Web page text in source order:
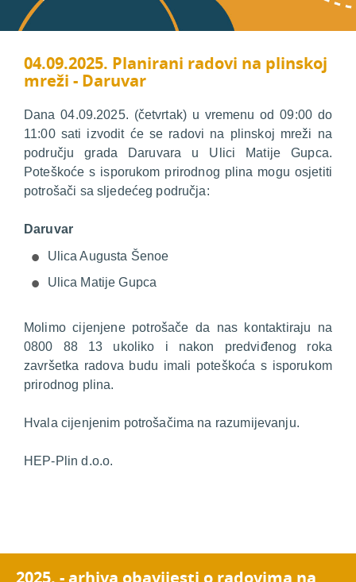
04.09.2025. Planirani radovi na plinskoj
mreži - Daruvar
Dana 04.09.2025. (četvrtak) u vremenu od 09:00 do
11:00 sati izvodit će se radovi na plinskoj mreži na
području grada Daruvara u Ulici Matije Gupca.
Poteškoće s isporukom prirodnog plina mogu osjetiti
potrošači sa sljedećeg područja:
Daruvar
Ulica Augusta Šenoe
Ulica Matije Gupca
Molimo cijenjene potrošače da nas kontaktiraju na
0800 88 13 ukoliko i nakon predviđenog roka
završetka radova budu imali poteškoća s isporukom
prirodnog plina.
Hvala cijenjenim potrošačima na razumijevanju.
HEP-Plin d.o.o.
2025. - arhiva obavijesti o radovima na